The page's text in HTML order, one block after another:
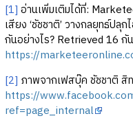
[1] อ่านเพิ่มเติมได้ที่:
เสียง ‘ชัชชาติ’ วางกลยุทธ์ปลุ
กันอย่างไร? Retrieved 16
https://
[2] ภาพจากเฟสบุ๊ค ชัชชาติ สิ
https://
ref=page_internal